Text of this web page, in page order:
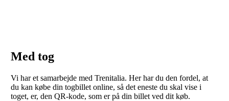
Med tog
Vi har et samarbejde med Trenitalia. Her har du den fordel, at
du kan købe din togbillet online, så det eneste du skal vise i
toget, er, den QR-kode, som er på din billet ved dit køb.